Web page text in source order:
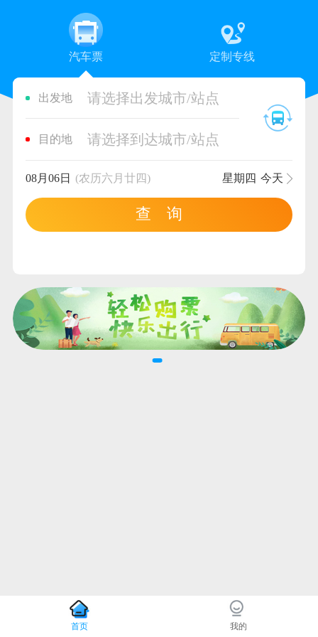
汽车票 定制专线
出发地 请选择出发城市/站点
目的地 请选择到达城市/站点
08月06日 (农历六月廿四) 星期四 今天
查 询
首页 我的